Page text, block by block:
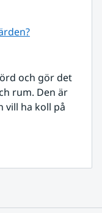
och gör det
rum. Den är
vill ha koll på